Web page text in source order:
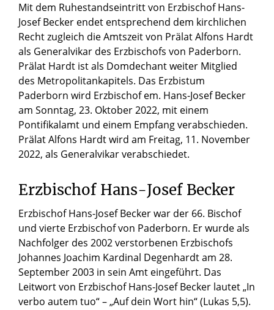
Mit dem Ruhestandseintritt von Erzbischof Hans-
Josef Becker endet entsprechend dem kirchlichen
Recht zugleich die Amtszeit von Prälat Alfons Hardt
als Generalvikar des Erzbischofs von Paderborn.
Prälat Hardt ist als Domdechant weiter Mitglied
des Metropolitankapitels. Das Erzbistum
Paderborn wird Erzbischof em. Hans-Josef Becker
am Sonntag, 23. Oktober 2022, mit einem
Pontifikalamt und einem Empfang verabschieden.
Prälat Alfons Hardt wird am Freitag, 11. November
2022, als Generalvikar verabschiedet.
Erzbischof Hans-Josef Becker
Erzbischof Hans-Josef Becker war der 66. Bischof
und vierte Erzbischof von Paderborn. Er wurde als
Nachfolger des 2002 verstorbenen Erzbischofs
Johannes Joachim Kardinal Degenhardt am 28.
September 2003 in sein Amt eingeführt. Das
Leitwort von Erzbischof Hans-Josef Becker lautet „In
verbo autem tuo“ – „Auf dein Wort hin“ (Lukas 5,5).